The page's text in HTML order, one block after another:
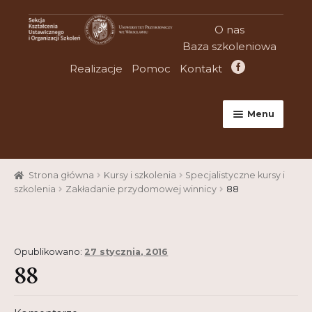
Przejdź
do
Przejdź
do
O nas
Baza szkoleniowa
Realizacje
Pomoc Kontakt
Menu
Strona główna
Aktualności
Cart
Checkout
Strona główna Kursy i szkolenia
Specjalistyczne kursy i
szkolenia
Zakładanie przydomowej winnicy 88
Opublikowano: 27 stycznia, 2016
88